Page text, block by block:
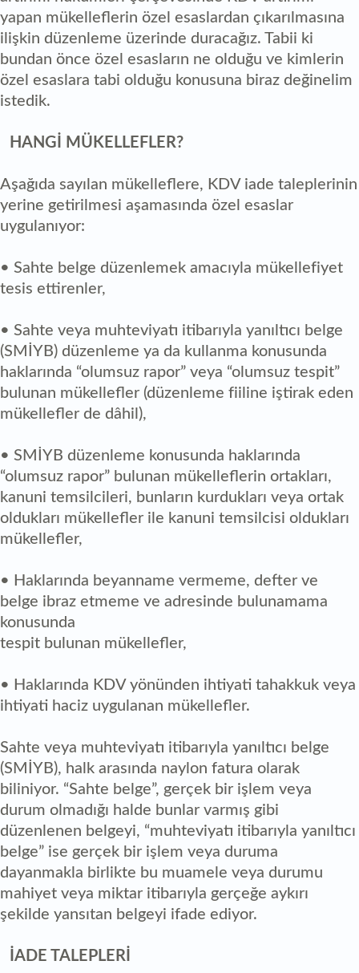
yapan mükelleflerin özel esaslardan çıkarılmasına
ilişkin düzenleme üzerinde duracağız. Tabii ki
bundan önce özel esasların ne olduğu ve kimlerin
özel esaslara tabi olduğu konusuna biraz değinelim
istedik.
HANGİ MÜKELLEFLER?
Aşağıda sayılan mükelleflere, KDV iade taleplerinin
yerine getirilmesi aşamasında özel esaslar
uygulanıyor:
• Sahte belge düzenlemek amacıyla mükellefiyet
tesis ettirenler,
• Sahte veya muhteviyatı itibarıyla yanıltıcı belge
(SMİYB) düzenleme ya da kullanma konusunda
haklarında “olumsuz rapor” veya “olumsuz tespit”
bulunan mükellefler (düzenleme fiiline iştirak eden
mükellefler de dâhil),
• SMİYB düzenleme konusunda haklarında
“olumsuz rapor” bulunan mükelleflerin ortakları,
kanuni temsilcileri, bunların kurdukları veya ortak
oldukları mükellefler ile kanuni temsilcisi oldukları
mükellefler,
• Haklarında beyanname vermeme, defter ve
belge ibraz etmeme ve adresinde bulunamama
konusunda
tespit bulunan mükellefler,
• Haklarında KDV yönünden ihtiyati tahakkuk veya
ihtiyati haciz uygulanan mükellefler.
Sahte veya muhteviyatı itibarıyla yanıltıcı belge
(SMİYB), halk arasında naylon fatura olarak
biliniyor. “Sahte belge”, gerçek bir işlem veya
durum olmadığı halde bunlar varmış gibi
düzenlenen belgeyi, “muhteviyatı itibarıyla yanıltıcı
belge” ise gerçek bir işlem veya duruma
dayanmakla birlikte bu muamele veya durumu
mahiyet veya miktar itibarıyla gerçeğe aykırı
şekilde yansıtan belgeyi ifade ediyor.
İADE TALEPLERİ